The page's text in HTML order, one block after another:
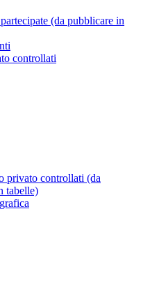
(da pubblicare in
controllati
privato controllati (da
tabelle)